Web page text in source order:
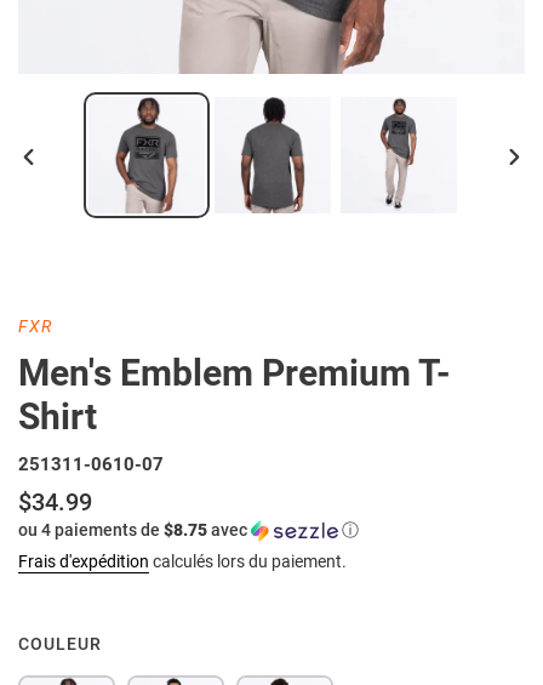
DIAPOSITIVE
PRÉCÉDENTE
DISTRIBUTEUR
FXR
Men's Emblem Premium T-
Shirt
251311-0610-07
Prix
normal
$34.99
ou 4 paiements de $8.75avec
ⓘ
Frais d'expédition calculés lors du paiement.
COULEUR